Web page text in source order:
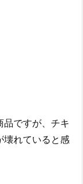
ですが、チキ
壊れていると感